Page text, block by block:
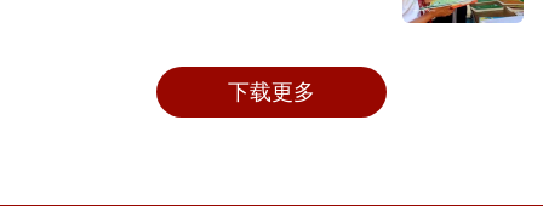
下载更多